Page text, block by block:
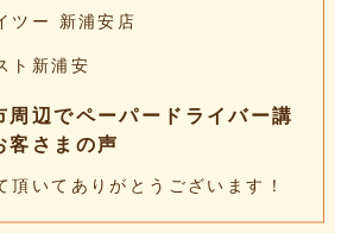
ツー 新浦安店
ト新浦安
周辺でペーパードライバー講
客さまの声
頂いてありがとうございます！